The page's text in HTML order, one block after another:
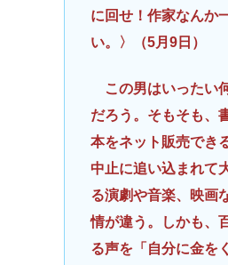
に回せ！作家なんか
い。〉（5月9日）
この男はいったい
だろう。そもそも、
本をネット販売でき
中止に追い込まれて
る演劇や音楽、映画
情が違う。しかも、
る声を「自分に金を